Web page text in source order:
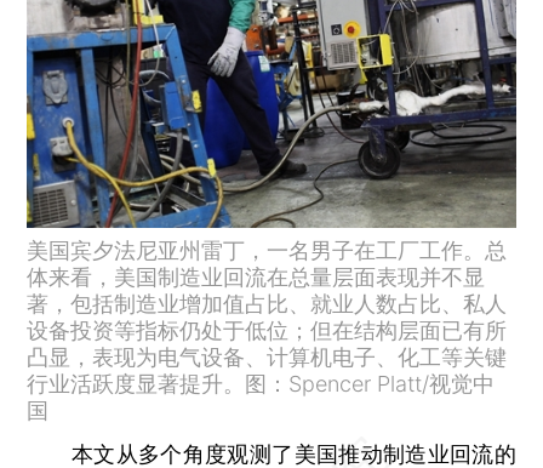
美国宾夕法尼亚州雷丁，一名男子在工厂工作。总
体来看，美国制造业回流在总量层面表现并不显
著，包括制造业增加值占比、就业人数占比、私人
设备投资等指标仍处于低位；但在结构层面已有所
凸显，表现为电气设备、计算机电子、化工等关键
行业活跃度显著提升。图：Spencer Platt/视觉中
国
本文从多个角度观测了美国推动制造业回流的